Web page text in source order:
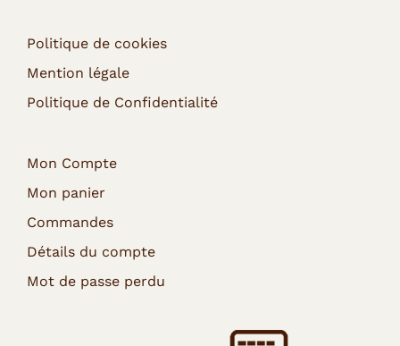
Politique de cookies
Mention légale
Politique de Confidentialité
Mon Compte
Mon panier
Commandes
Détails du compte
Mot de passe perdu